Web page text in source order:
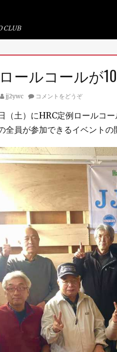
CLUB
ールコールが
投
者
jj2ywc コメントをどうぞ
（土）にHRC定例ロールコ
全員が参加できるイベントの